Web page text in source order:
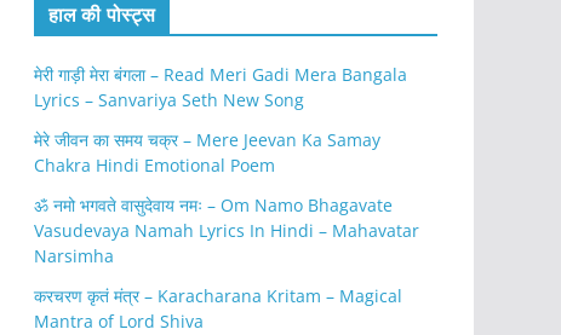
हाल की पोस्ट्स
मेरी गाड़ी मेरा बंगला – Read Meri Gadi Mera Bangala
Lyrics – Sanvariya Seth New Song
मेरे जीवन का समय चक्र – Mere Jeevan Ka Samay
Chakra Hindi Emotional Poem
ॐ नमो भगवते वासुदेवाय नमः – Om Namo Bhagavate
Vasudevaya Namah Lyrics In Hindi – Mahavatar
Narsimha
करचरण कृतं मंत्र – Karacharana Kritam – Magical
Mantra of Lord Shiva